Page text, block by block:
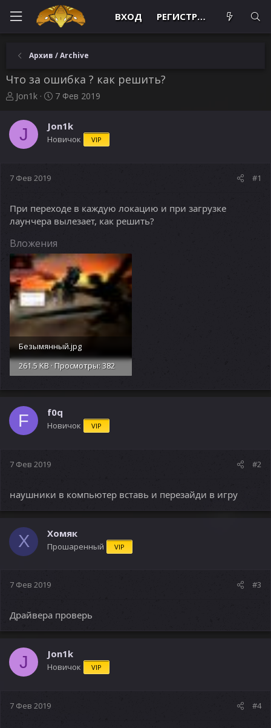
ВХОД РЕГИСТРАЦИЯ
Архив / Archive
Что за ошибка ? как решить?
А
т
р
м
Jon1k
Д
а
н
7 Фев 2019
J Jon1k
Новичок VIP
7 Фев 2019 #1
При переходе в каждую локацию и при загрузке
лаунчера вылезает, как решить?
Вложения
Безымянный.jpg
261.5 KB · Просмотры: 382
F f0q
Новичок VIP
7 Фев 2019 #2
наушники в компьютер вставь и перезайди в игру
Х Хомяк
Прошаренный VIP
7 Фев 2019 #3
Драйвера проверь
J Jon1k
Новичок VIP
7 Фев 2019 #4